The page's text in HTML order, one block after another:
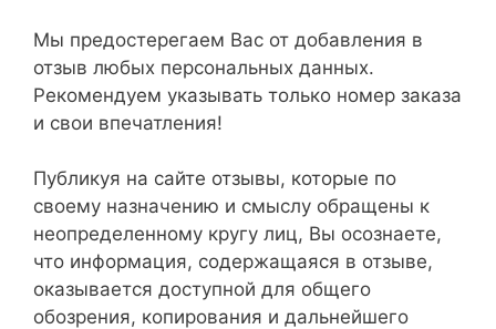
Мы предостерегаем Вас от добавления в
отзыв любых персональных данных.
Рекомендуем указывать только номер заказа
и свои впечатления!
Публикуя на сайте отзывы, которые по
своему назначению и смыслу обращены к
неопределенному кругу лиц, Вы осознаете,
что информация, содержащаяся в отзыве,
оказывается доступной для общего
обозрения, копирования и дальнейшего